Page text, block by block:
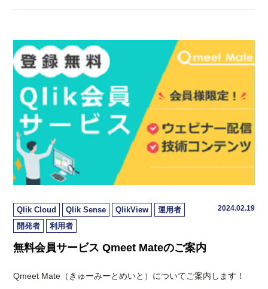
Qlik Cloud Qlik Sense QlikView
運用者
開発者
利用者
2024.02.19
無料会員サービス Qmeet Mateのご案内
Qmeet Mate（きゅーみーとめいと）についてご案内します！